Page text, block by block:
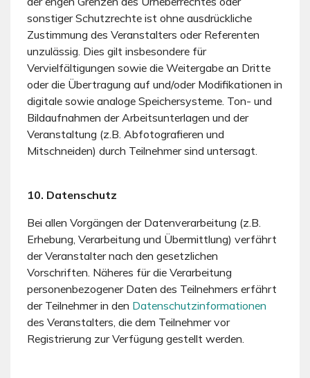
sonstiger Schutzrechte ist ohne ausdrückliche
Zustimmung des Veranstalters oder Referenten
unzulässig. Dies gilt insbesondere für
Vervielfältigungen sowie die Weitergabe an Dritte
oder die Übertragung auf und/oder Modifikationen in
digitale sowie analoge Speichersysteme. Ton- und
Bildaufnahmen der Arbeitsunterlagen und der
Veranstaltung (z.B. Abfotografieren und
Mitschneiden) durch Teilnehmer sind untersagt.
10. Datenschutz
Bei allen Vorgängen der Datenverarbeitung (z.B.
Erhebung, Verarbeitung und Übermittlung) verfährt
der Veranstalter nach den gesetzlichen
Vorschriften. Näheres für die Verarbeitung
personenbezogener Daten des Teilnehmers erfährt
der Teilnehmer in den Datenschutzinformationen
des Veranstalters, die dem Teilnehmer vor
Registrierung zur Verfügung gestellt werden.